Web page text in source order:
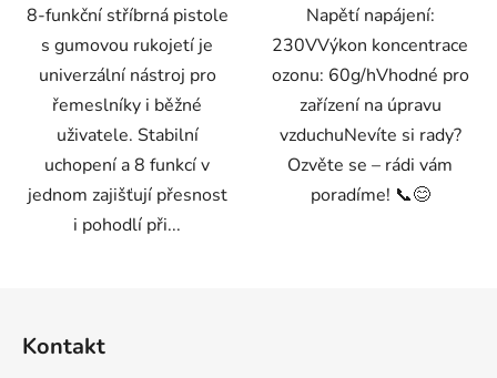
8-funkční stříbrná pistole
s gumovou rukojetí je
univerzální nástroj pro
řemeslníky i běžné
uživatele. Stabilní
uchopení a 8 funkcí v
jednom zajišťují přesnost
i pohodlí při...
Napětí napájení:
230VVýkon koncentrace
ozonu: 60g/hVhodné pro
zařízení na úpravu
vzduchuNevíte si rady?
Ozvěte se – rádi vám
poradíme! 📞😊
Kontakt